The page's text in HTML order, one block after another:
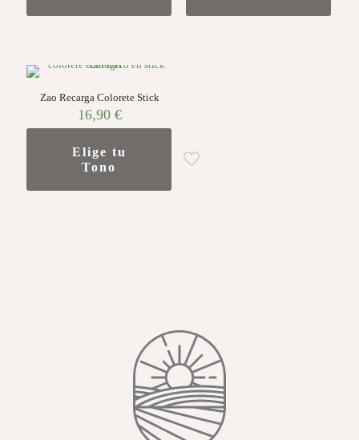
Zao Recarga Colorete Stick
16,90€
Elige tu
Tono